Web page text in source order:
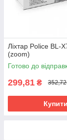
Ліхтар Police BL-
(zoom)
Готово до
299,81 ₴
Купити